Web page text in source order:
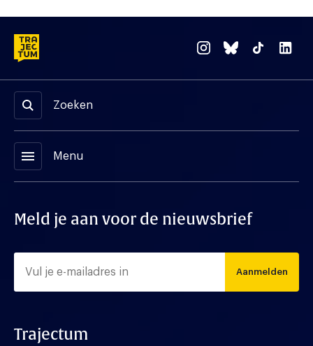
Zoeken
menu Menu
Meld je aan voor de nieuwsbrief
Aanmelden
Trajectum